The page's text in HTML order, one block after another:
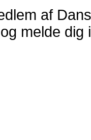
af
og melde dig